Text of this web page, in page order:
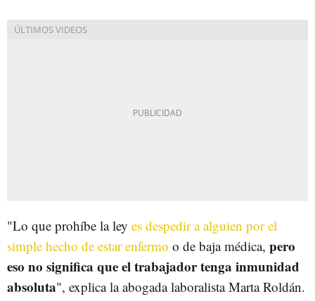
"Lo que prohíbe la ley es despedir a alguien por el
simple hecho de estar enfermo o de baja médica, pero
eso no significa que el trabajador tenga inmunidad
absoluta", explica la abogada laboralista Marta Roldán.